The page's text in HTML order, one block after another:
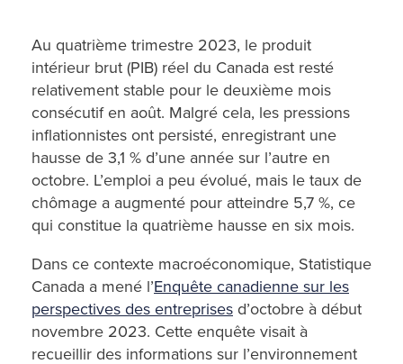
Au quatrième trimestre 2023, le produit
intérieur brut (PIB) réel du Canada est resté
relativement stable pour le deuxième mois
consécutif en août. Malgré cela, les pressions
inflationnistes ont persisté, enregistrant une
hausse de 3,1 % d’une année sur l’autre en
octobre. L’emploi a peu évolué, mais le taux de
chômage a augmenté pour atteindre 5,7 %, ce
qui constitue la quatrième hausse en six mois.
Dans ce contexte macroéconomique, Statistique
Canada a mené l’Enquête canadienne sur les
perspectives des entreprises d’octobre à début
novembre 2023. Cette enquête visait à
recueillir des informations sur l’environnement